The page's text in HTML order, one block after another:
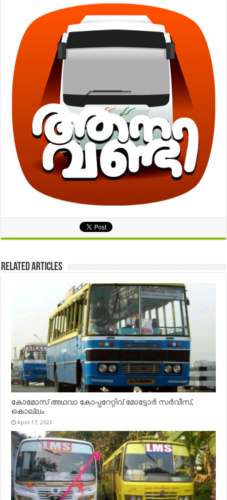
Related Articles
കോമോസ് അഥവാ കോപ്പറേറ്റിവ് മോട്ടോര്‍ സര്‍വീസ്,
കൊല്ലം
April 17, 2021